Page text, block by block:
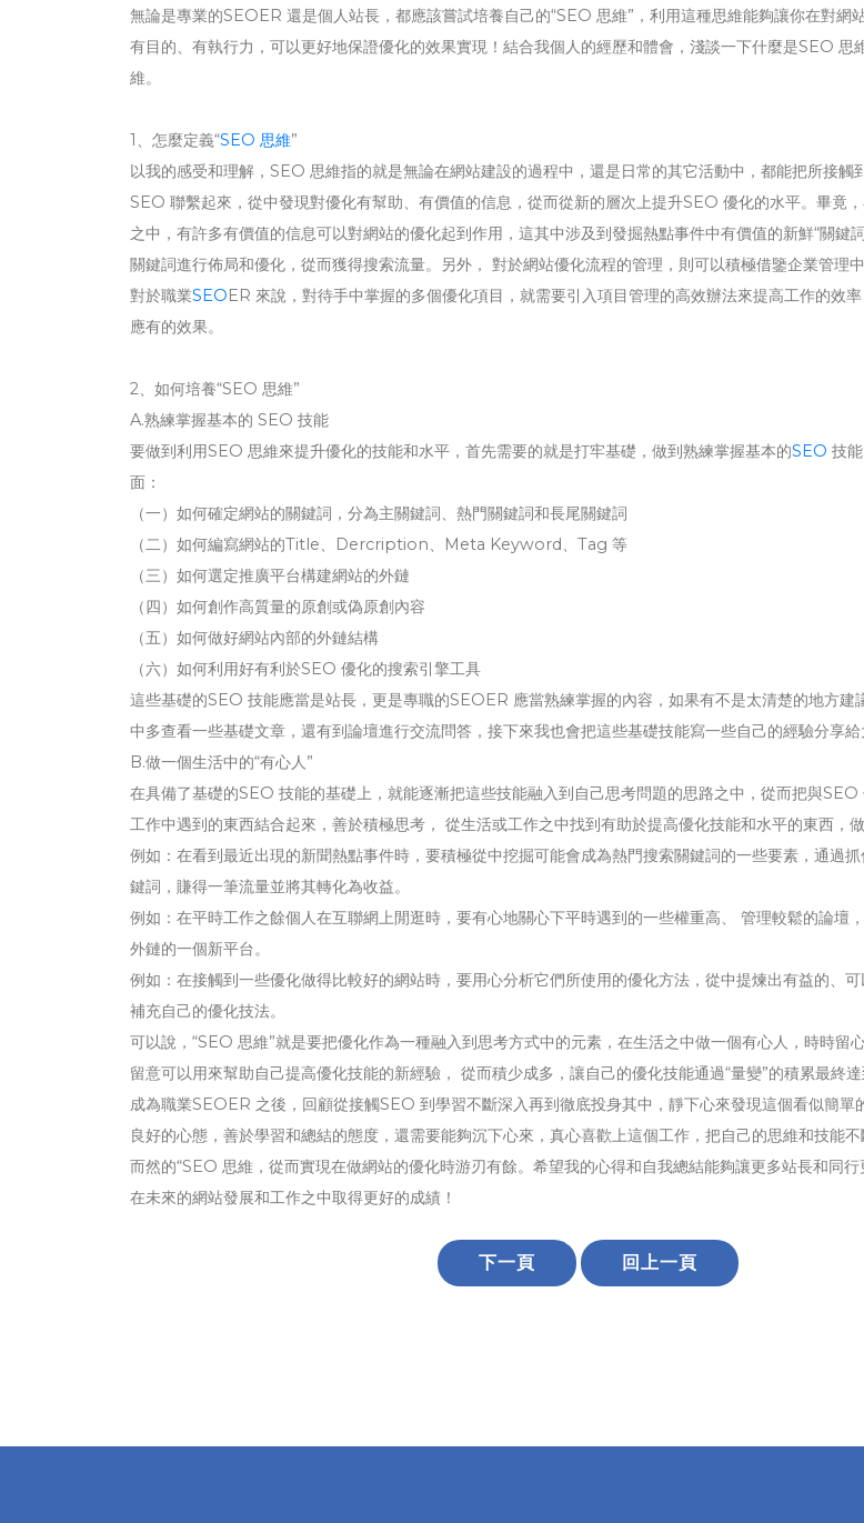
無論是專業的SEOER 還是個人站長，都應該嘗試培養自己的“SEO 思維”，利用這種思維能夠讓你在對網
有目的、有執行力，可以更好地保證優化的效果實現！結合我個人的經歷和體會，淺談一下什麼是SEO 思
維。
1、怎麼定義“SEO 思維”
以我的感受和理解，SEO 思維指的就是無論在網站建設的過程中，還是日常的其它活動中，都能把所接觸
SEO 聯繫起來，從中發現對優化有幫助、有價值的信息，從而從新的層次上提升SEO 優化的水平。畢竟
之中，有許多有價值的信息可以對網站的優化起到作用，這其中涉及到發掘熱點事件中有價值的新鮮“關鍵
關鍵詞進行佈局和優化，從而獲得搜索流量。另外， 對於網站優化流程的管理，則可以積極借鑒企業管理
對於職業SEOER 來說，對待手中掌握的多個優化項目，就需要引入項目管理的高效辦法來提高工作的效
應有的效果。
2、如何培養“SEO 思維”
A.熟練掌握基本的 SEO 技能
要做到利用SEO 思維來提升優化的技能和水平，首先需要的就是打牢基礎，做到熟練掌握基本的SEO 技
面：
（一）如何確定網站的關鍵詞，分為主關鍵詞、熱門關鍵詞和長尾關鍵詞
（二）如何編寫網站的Title、Dercription、Meta Keyword、Tag 等
（三）如何選定推廣平台構建網站的外鏈
（四）如何創作高質量的原創或偽原創內容
（五）如何做好網站內部的外鏈結構
（六）如何利用好有利於SEO 優化的搜索引擎工具
這些基礎的SEO 技能應當是站長，更是專職的SEOER 應當熟練掌握的內容，如果有不是太清楚的地方建
中多查看一些基礎文章，還有到論壇進行交流問答，接下來我也會把這些基礎技能寫一些自己的經驗分享給
B.做一個生活中的“有心人”
在具備了基礎的SEO 技能的基礎上，就能逐漸把這些技能融入到自己思考問題的思路之中，從而把與
工作中遇到的東西結合起來，善於積極思考， 從生活或工作之中找到有助於提高優化技能和水平的東西，做
例如：在看到最近出現的新聞熱點事件時，要積極從中挖掘可能會成為熱門搜索關鍵詞的一些要素，通過
鍵詞，賺得一筆流量並將其轉化為收益。
例如：在平時工作之餘個人在互聯網上閒逛時，要有心地關心下平時遇到的一些權重高、 管理較鬆的論壇
外鏈的一個新平台。
例如：在接觸到一些優化做得比較好的網站時，要用心分析它們所使用的優化方法，從中提煉出有益的、
補充自己的優化技法。
可以說，“SEO 思維”就是要把優化作為一種融入到思考方式中的元素，在生活之中做一個有心人，時時留
留意可以用來幫助自己提高優化技能的新經驗， 從而積少成多，讓自己的優化技能通過“量變”的積累最終達
成為職業SEOER 之後，回顧從接觸SEO 到學習不斷深入再到徹底投身其中，靜下心來發現這個看似簡單
良好的心態，善於學習和總結的態度，還需要能夠沉下心來，真心喜歡上這個工作，把自己的思維和技能
而然的“SEO 思維，從而實現在做網站的優化時游刃有餘。希望我的心得和自我總結能夠讓更多站長和同行
在未來的網站發展和工作之中取得更好的成績！
下一頁 回上一頁